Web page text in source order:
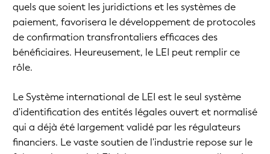
quels que soient les juridictions et les systèmes de
paiement, favorisera le développement de protocoles
de confirmation transfrontaliers efficaces des
bénéficiaires. Heureusement, le LEI peut remplir ce
rôle.
Le Système international de LEI est le seul système
d'identification des entités légales ouvert et normalisé
qui a déjà été largement validé par les régulateurs
financiers. Le vaste soutien de l'industrie repose sur le